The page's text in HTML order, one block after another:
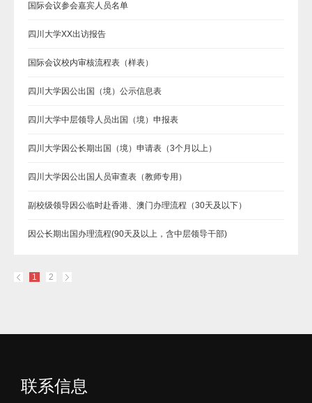
国际会议参会嘉宾人员名单
四川大学XX出访报告
国际会议校内审核流程表（样表）
四川大学因公出国（境）公示信息表
四川大学中层领导人员出国（境）申报表
四川大学因公长期出国（境）申请表（3个月以上）
四川大学因公出国人员审查表（教师专用）
副校级领导因公临时赴香港、澳门办理流程（30天及以下）
因公长期出国办理流程(90天及以上，含中层领导干部)
1 2
联系信息